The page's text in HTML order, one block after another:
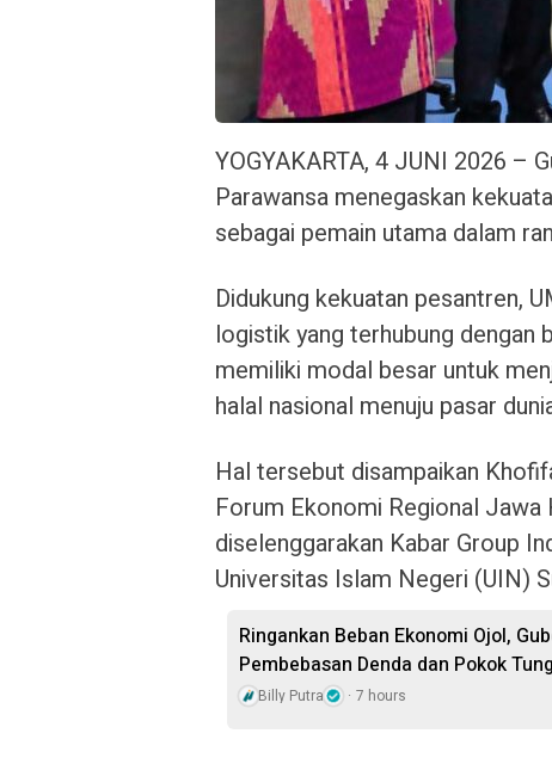
YOGYAKARTA, 4 JUNI 2026 –
Parawansa menegaskan
sebagai pemain utama dalam
Didukung kekuatan pesantren,
logistik yang terhubung dengan
memiliki modal besar untuk
halal nasional menuju pasar
Hal tersebut disampaikan
Forum Ekonomi Regional
diselenggarakan Kabar Group
Universitas Islam Negeri (UIN)
Ringankan Beban Ekonomi Ojol,
Pembebasan Denda dan Pokok
Billy Putra 7 hours